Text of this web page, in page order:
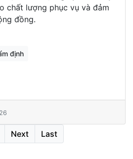
chất lượng phục vụ và đảm
đồng.
định
Next Last